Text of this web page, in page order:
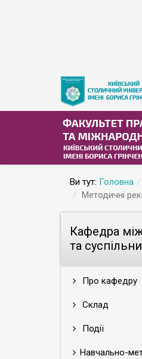
Ви тут: Головна
Методичні
Кафедра
та
Про кафедру
Склад
Події
Навчально-